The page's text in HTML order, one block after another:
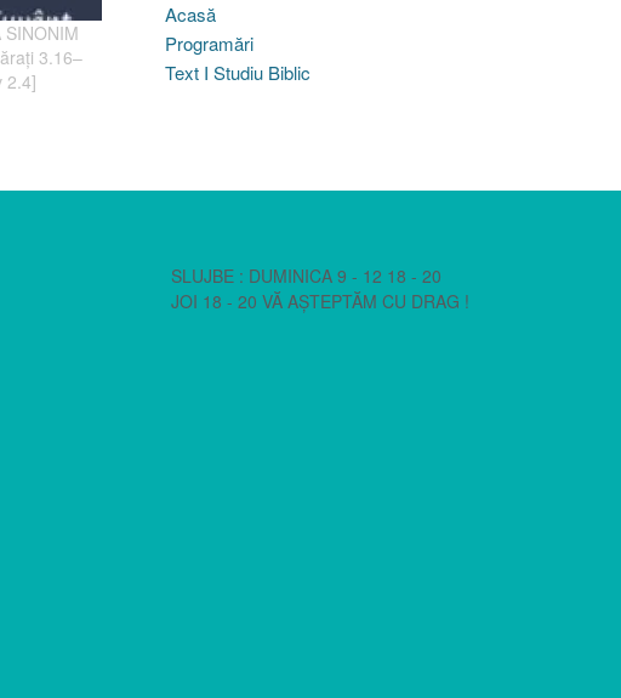
3.16–
2.4]
Acasă
Programări
Text I Studiu Biblic
SLUJBE : DUMINICA 9 - 12 18 - 20
JOI 18 - 20 VĂ AȘTEPTĂM CU DRAG !